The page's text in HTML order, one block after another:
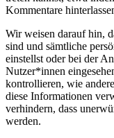
Kommentare
Wir weisen darauf hin,
sind und sämtliche
einstellst oder bei der
Nutzer*innen
kontrollieren, wie
diese Informationen
verhindern, dass
werden.